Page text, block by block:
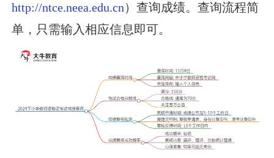
http://ntce.neea.edu.cn）查询成绩。查询流程简
单，只需输入相应信息即可。